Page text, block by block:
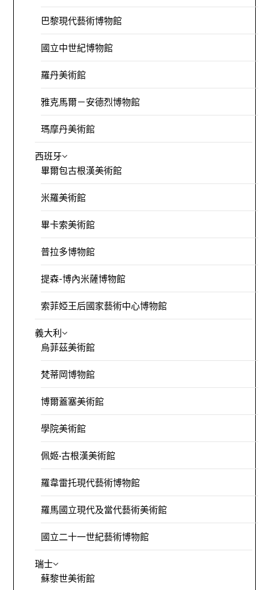
巴黎現代藝術博物館
國立中世紀博物館
羅丹美術館
雅克馬爾－安德烈博物館
瑪摩丹美術館
西班牙
畢爾包古根漢美術館
米羅美術館
畢卡索美術館
普拉多博物館
提森-博內米薩博物館
索菲婭王后國家藝術中心博物館
義大利
烏菲茲美術館
梵蒂岡博物館
博爾蓋塞美術館
學院美術館
佩姬·古根漢美術館
羅韋雷托現代藝術博物館
羅馬國立現代及當代藝術美術館
國立二十一世紀藝術博物館
瑞士
蘇黎世美術館